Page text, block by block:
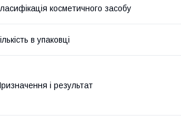
косметичного засобу
в упаковці
і результат